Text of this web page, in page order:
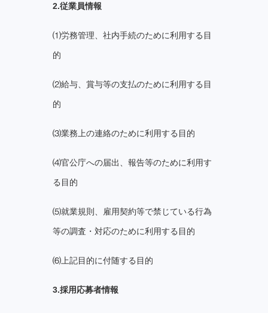
2.従業員情報
⑴労務管理、社内手続のために利用する目
的
⑵給与、賞与等の支払のために利用する目
的
⑶業務上の連絡のために利用する目的
⑷官公庁への届出、報告等のために利用す
る目的
⑸就業規則、雇用契約等で禁じている行為
等の調査・対応のために利用する目的
⑹上記目的に付随する目的
3.採用応募者情報